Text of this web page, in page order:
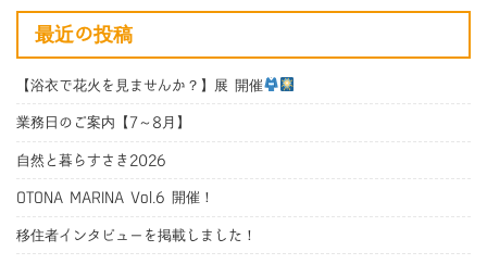
最近の投稿
【浴衣で花火を見ませんか？】展 開催
業務日のご案内【7～8月】
自然と暮らすさき2026
OTONA MARINA Vol.6 開催！
移住者インタビューを掲載しました！